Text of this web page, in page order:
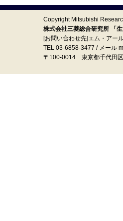
Copyright Mitsubishi
株式会社三菱総合研究所 「
[お問い合わせ先]エム・アー
TEL 03-6858-3477 / メール
〒100‐0014 東京都千代田